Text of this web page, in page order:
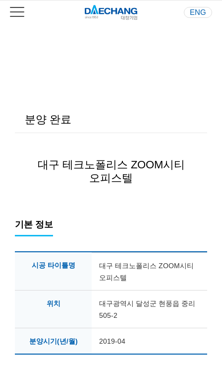
ENG
분양 완료
대구 테크노폴리스 ZOOM시티
오피스텔
기본 정보
시공 타이틀명
대구 테크노폴리스 ZOOM시티
오피스텔
위치
대구광역시 달성군 현풍읍 중리
505-2
분양시기(년/월) 2019-04